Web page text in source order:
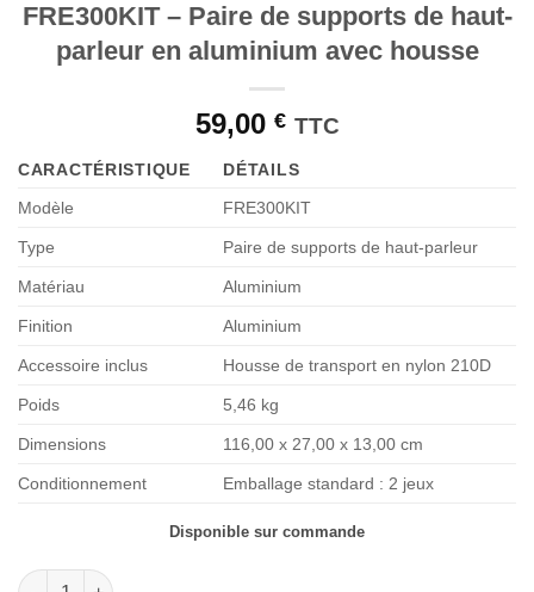
FRE300KIT – Paire de supports de haut-
parleur en aluminium avec housse
59,00 € TTC
CARACTÉRISTIQUE
DÉTAILS
Modèle
FRE300KIT
Type Paire de supports de haut-parleur
Matériau Aluminium
Finition Aluminium
Accessoire inclus Housse de transport en nylon 210D
Poids 5,46 kg
Dimensions 116,00 x 27,00 x 13,00 cm
Conditionnement Emballage standard : 2 jeux
Disponible sur commande
quantité de FRE300KIT – Paire de supports de haut-parleur en